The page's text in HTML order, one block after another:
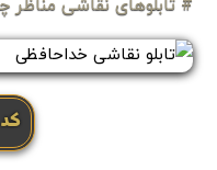
# تابلوهای نقاشی مناظر
کد: